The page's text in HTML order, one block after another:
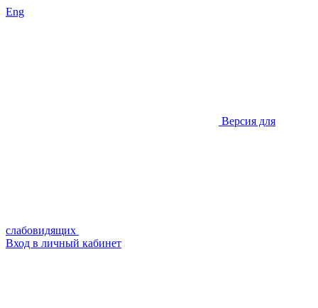
Eng
Версия для
слабовидящих
Вход в личный кабинет